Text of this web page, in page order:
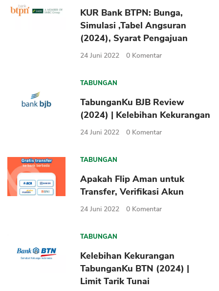
KUR Bank BTPN: Bunga,
Simulasi ,Tabel Angsuran
(2024), Syarat Pengajuan
24 Juni 2022 0 Komentar
TABUNGAN
TabunganKu BJB Review
(2024) | Kelebihan Kekurangan
24 Juni 2022 0 Komentar
TABUNGAN
Apakah Flip Aman untuk
Transfer, Verifikasi Akun
24 Juni 2022 0 Komentar
TABUNGAN
Kelebihan Kekurangan
TabunganKu BTN (2024) |
Limit Tarik Tunai